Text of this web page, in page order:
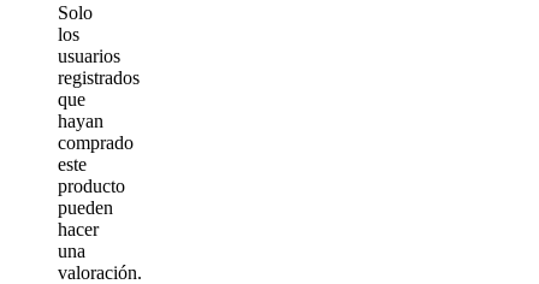
Solo
los
usuarios
registrados
que
hayan
comprado
este
producto
pueden
hacer
una
valoración.